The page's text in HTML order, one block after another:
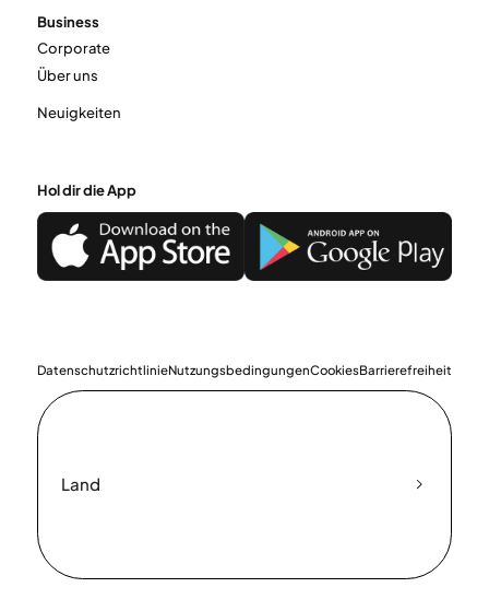
Business
Corporate
Über uns
Neuigkeiten
Hol dir die App
DatenschutzrichtlinieNutzungsbedingungenCookiesBarrierefreiheit
Land